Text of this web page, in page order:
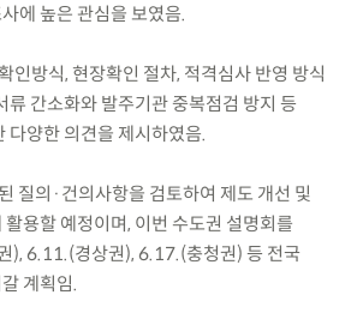
에 높은 관심을 보였음.
인방식, 현장확인 절차, 적격심사 반영 방식
류 간소화와 발주기관 중복점검 방지 등
다양한 의견을 제시하였음.
질의·건의사항을 검토하여 제도 개선 및
용할 예정이며, 이번 수도권 설명회를
), 6.11.(경상권), 6.17.(충청권) 등 전국
계획임.